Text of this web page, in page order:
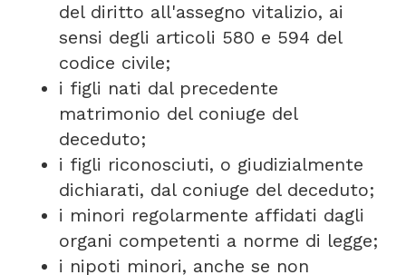
del diritto all'assegno vitalizio, ai
sensi degli articoli 580 e 594 del
codice civile;
i figli nati dal precedente
matrimonio del coniuge del
deceduto;
i figli riconosciuti, o giudizialmente
dichiarati, dal coniuge del deceduto;
i minori regolarmente affidati dagli
organi competenti a norme di legge;
i nipoti minori, anche se non